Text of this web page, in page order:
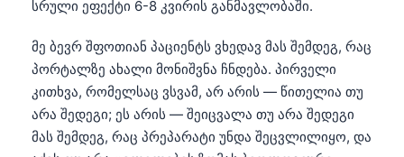
სრული ეფექტი 6-8 კვირის განმავლობაში.
მე ბევრ შფოთიან პაციენტს ვხედავ მას შემდეგ, რაც
პორტალზე ახალი მონიშვნა ჩნდება. პირველი
კითხვა, რომელსაც ვსვამ, არ არის — წითელია თუ
არა შედეგი; ეს არის — შეიცვალა თუ არა შედეგი
მას შემდეგ, რაც პრეპარატი უნდა შეცვლილიყო, და